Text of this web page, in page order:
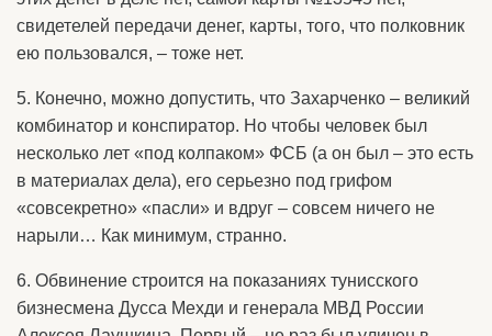
свидетелей передачи денег, карты, того, что полковник
ею пользовался, – тоже нет.
5. Конечно, можно допустить, что Захарченко – великий
комбинатор и конспиратор. Но чтобы человек был
несколько лет «под колпаком» ФСБ (а он был – это есть
в материалах дела), его серьезно под грифом
«совсекретно» «пасли» и вдруг – совсем ничего не
нарыли… Как минимум, странно.
6. Обвинение строится на показаниях тунисского
бизнесмена Дусса Мехди и генерала МВД России